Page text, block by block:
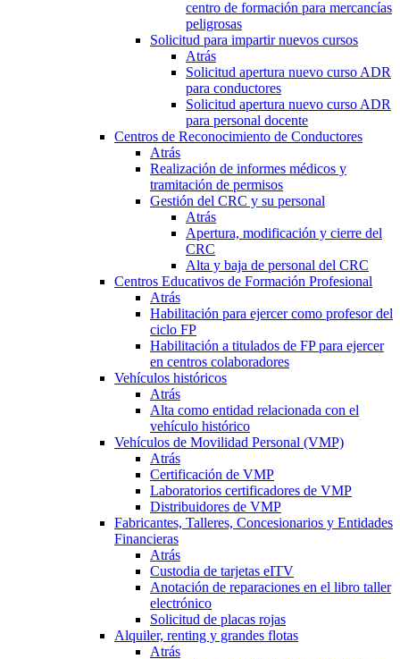
centro de formación para mercancías
peligrosas
Solicitud para impartir nuevos cursos
Atrás
Solicitud apertura nuevo curso ADR
para conductores
Solicitud apertura nuevo curso ADR
para personal docente
Centros de Reconocimiento de Conductores
Atrás
Realización de informes médicos y
tramitación de permisos
Gestión del CRC y su personal
Atrás
Apertura, modificación y cierre del
CRC
Alta y baja de personal del CRC
Centros Educativos de Formación Profesional
Atrás
Habilitación para ejercer como profesor del
ciclo FP
Habilitación a titulados de FP para ejercer
en centros colaboradores
Vehículos históricos
Atrás
Alta como entidad relacionada con el
vehículo histórico
Vehículos de Movilidad Personal (VMP)
Atrás
Certificación de VMP
Laboratorios certificadores de VMP
Distribuidores de VMP
Fabricantes, Talleres, Concesionarios y Entidades
Financieras
Atrás
Custodia de tarjetas eITV
Anotación de reparaciones en el libro taller
electrónico
Solicitud de placas rojas
Alquiler, renting y grandes flotas
Atrás